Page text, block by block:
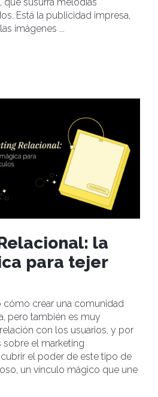
que susurra melodías
Está la publicidad impresa,
imágenes ...
la
para tejer
cómo crear una comunidad
pero también es muy
con los usuarios, y por
el marketing
el poder de este tipo de
un vínculo mágico que une